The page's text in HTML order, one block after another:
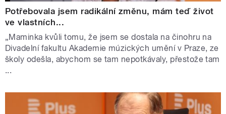
Potřebovala jsem radikální změnu, mám teď život
ve vlastních...
„Maminka kvůli tomu, že jsem se dostala na činohru na
Divadelní fakultu Akademie múzických umění v Praze, ze
školy odešla, abychom se tam nepotkávaly, přestože tam
...